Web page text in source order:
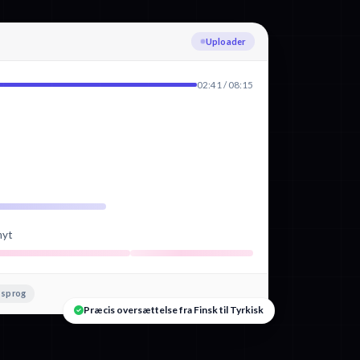
Transskriberer Finsk
02:41 / 08:15
Præcis oversættelse fra Finsk til Tyrkisk